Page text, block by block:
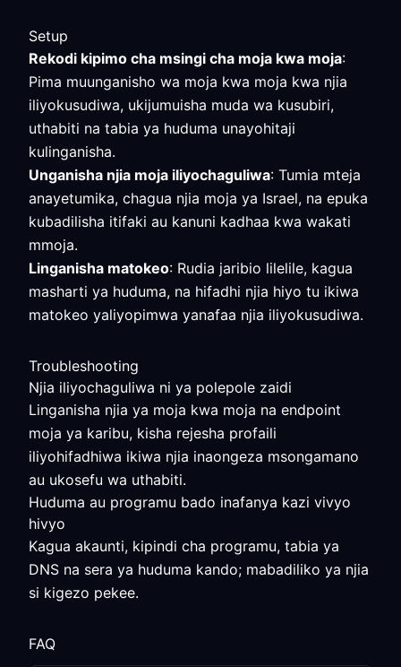
Setup
Rekodi kipimo cha msingi cha moja kwa moja:
Pima muunganisho wa moja kwa moja kwa njia
iliyokusudiwa, ukijumuisha muda wa kusubiri,
uthabiti na tabia ya huduma unayohitaji
kulinganisha.
Unganisha njia moja iliyochaguliwa: Tumia mteja
anayetumika, chagua njia moja ya Israel, na epuka
kubadilisha itifaki au kanuni kadhaa kwa wakati
mmoja.
Linganisha matokeo: Rudia jaribio lilelile, kagua
masharti ya huduma, na hifadhi njia hiyo tu ikiwa
matokeo yaliyopimwa yanafaa njia iliyokusudiwa.
Troubleshooting
Njia iliyochaguliwa ni ya polepole zaidi
Linganisha njia ya moja kwa moja na endpoint
moja ya karibu, kisha rejesha profaili
iliyohifadhiwa ikiwa njia inaongeza msongamano
au ukosefu wa uthabiti.
Huduma au programu bado inafanya kazi vivyo
hivyo
Kagua akaunti, kipindi cha programu, tabia ya
DNS na sera ya huduma kando; mabadiliko ya njia
si kigezo pekee.
FAQ